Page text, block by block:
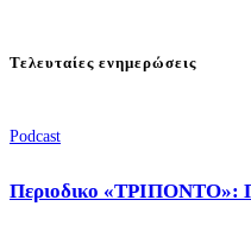
Τελευταίες ενημερώσεις
Podcast
Περιοδικο «ΤΡΙΠΟΝΤΟ»: